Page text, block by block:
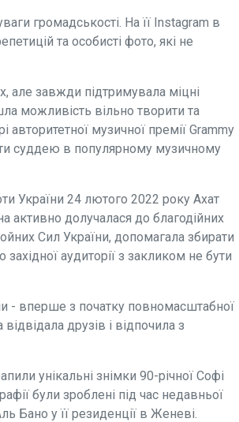
громадськості. На її Instagram в
та особисті фото, які не
але завжди підтримувала міцні
можливість вільно творити та
музичної премії Grammy
суддею в популярному музичному
України 24 лютого 2022 року Ахат
активно долучалася до благодійних
Сил України, допомагала збирати
аудиторії з закликом не бути
- вперше з початку повномасштабної
друзів і відпочила з
унікальні знімки 90-річної Софі
були зроблені під час недавньої
Бано у її резиденції в Женеві.